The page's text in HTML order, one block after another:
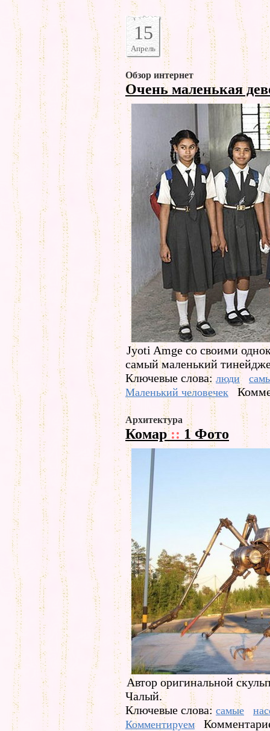
15
Апрель
Обзор интернет
Очень маленькая
Jyoti Amge со своими
самый маленький
Ключевые слова: люди
Маленький человечек
Архитектура
Комар:: 1 Фото
Автор оригинальной
Чалый.
Ключевые слова: самые
Комментируем